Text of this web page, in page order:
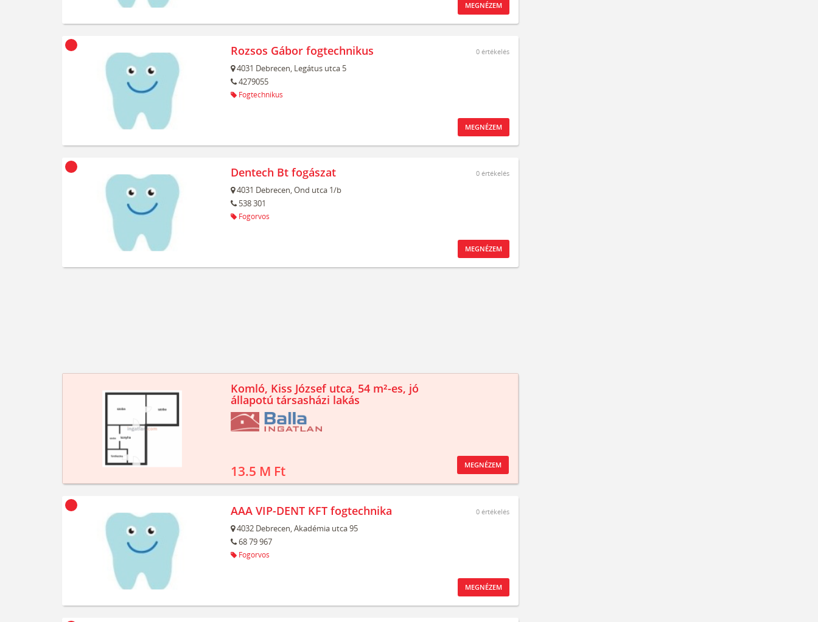
MEGNÉZEM
Rozsos Gábor fogtechnikus
4031 Debrecen, Legátus utca 5
4279055
Fogtechnikus
0 értékelés
MEGNÉZEM
Dentech Bt fogászat
4031 Debrecen,Ond utca 1/b
538 301
Fogorvos
0 értékelés
MEGNÉZEM
Komló, Kiss József utca, 54 m²-es, jó
állapotú társasházi lakás
13.5 M Ft MEGNÉZEM
AAA VIP-DENT KFT fogtechnika
4032 Debrecen,Akadémia utca 95
68 79 967
Fogorvos
0 értékelés
MEGNÉZEM